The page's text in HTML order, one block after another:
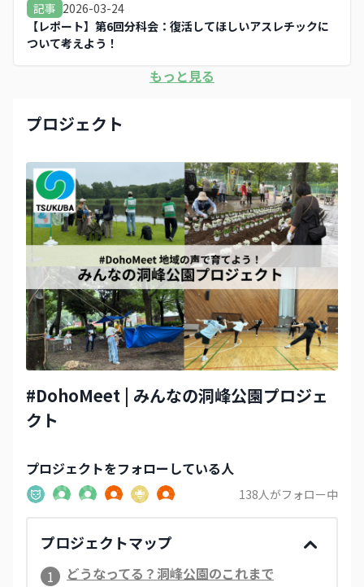
記事 2026-03-24
【レポート】第6回分科会：復活してほしいアスレチックに
ついて考えよう！
もっと見る
プロジェクト
#DohoMeet | みんなの洞峰公園プロジェ
クト
プロジェクトをフォローしている人
138人がフォロー中
プロジェクトマップ
1 どうなってる？洞峰公園のこれまで